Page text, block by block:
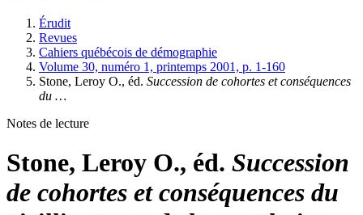
Érudit
Revues
Cahiers québécois de démographie
Volume 30, numéro 1, printemps 2001, p. 1-160
Stone, Leroy O., éd. Succession de cohortes et conséquences
du …
Notes de lecture
Stone, Leroy O., éd. Succession
de cohortes et conséquences du